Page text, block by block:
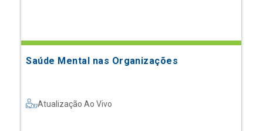
Saúde Mental nas Organizações
Atualização Ao Vivo